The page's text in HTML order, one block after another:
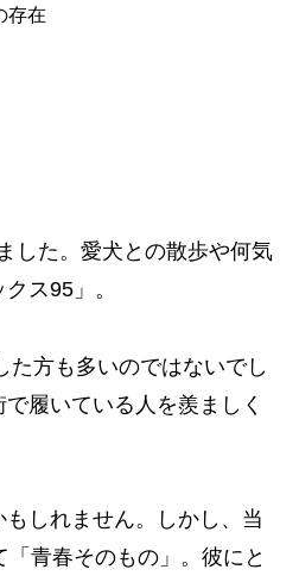
存在
した。愛犬との散歩や何気
ス95」。
方も多いのではないでし
履いている人を羨ましく
しれません。しかし、当
青春そのもの」。彼にと